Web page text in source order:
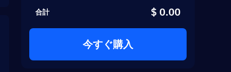
合計 $ 0.00
今すぐ購入